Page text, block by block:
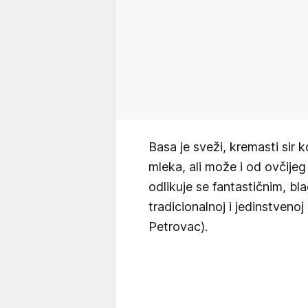
Basa je sveži, kremasti sir
mleka, ali može i od
odlikuje se fantastičnim,
tradicionalnoj i
Petrovac).